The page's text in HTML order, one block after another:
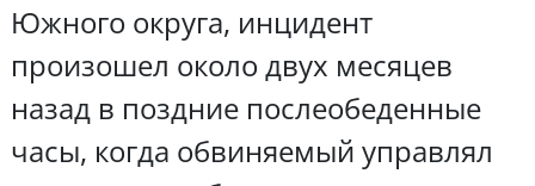
Южного округа, инцидент
произошел около двух месяцев
назад в поздние послеобеденные
часы, когда обвиняемый управлял